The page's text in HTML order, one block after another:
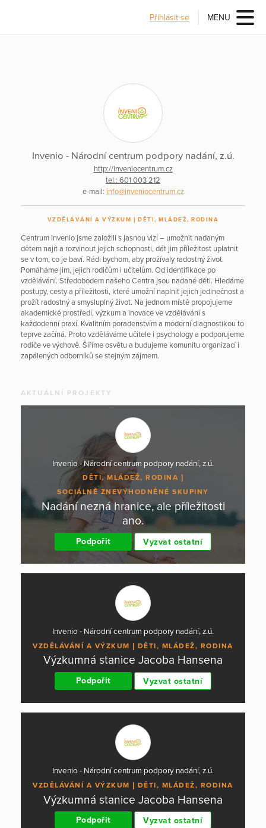
Přihlásit se MENU
Invenio - Národní centrum podpory nadání, z.ú.
http://inveniocentrum.cz
tel.: 601 003 212
e-mail: info@inveniocentrum.cz
VZDĚLÁVÁNÍ A VÝZKUM DĚTI, MLÁDEŽ, RODINA
Centrum Invenio jsme založili s jasnou vizí – umožnit nadaným
dětem najít a rozvinout jejich schopnosti, dát jim příležitost uplatnit
se v tom, co je baví. Rádi bychom, aby prožívaly radostný život.
Pomáháme jim, jejich rodičům i učitelům. Od identifikace po
vzdělávání. Středobodem našeho Centra jsou nadané děti. Hledáme
postupy, cesty a příležitosti, které umožní naplnit jejich jedinečnost a
prožít radostný a smysluplný život. Na jednom místě propojujeme
akademické prostředí, výzkum a inovace ve vzdělávání s
každodenní praxí. Kvalitním poradenstvím a moderní diagnostikou to
teprve začíná. Proto vzděláváme učitele i psychology a podporujeme
rodiče ve výchově. Šíříme osvětu a budujeme komunitu organizací i
zapálených odborníků se stejným zájmem.
AKTUÁLNÍ PROJEKTY
Invenio - Národní centrum podpory nadání, z.ú.
DĚTI, MLÁDEŽ, RODINA
SOCIÁLNĚ ZNEVÝHODNĚNÉ SKUPINY
Nadání nezná hranice, ale příležitosti
ano.
Podpořit Vyzvat ostatní
Invenio - Národní centrum podpory nadání, z.ú.
VZDĚLÁVÁNÍ A VÝZKUM DĚTI, MLÁDEŽ, RODINA
Výzkumná stanice Jacoba Hansena
Podpořit Vyzvat ostatní
Invenio - Národní centrum podpory nadání, z.ú.
VZDĚLÁVÁNÍ A VÝZKUM DĚTI, MLÁDEŽ, RODINA
Výzkumná stanice Jacoba Hansena
Podpořit Vyzvat ostatní